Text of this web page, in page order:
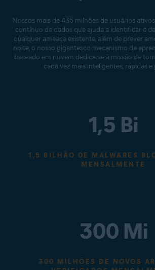
Nossos mais de 435 milhões de usuários
contínuo de dados que ajuda a identificar e
qualquer ameaça existente, além de prever
noite, o nosso gigantesco mecanismo de
baseado em nuvem dedica-se à missão de
cada vez mais inteligentes, rápidas
1,5 Bi
1,5 BILHÃO DE MALWARES
MENSALMENTE
300 Mi
300 MILHÕES DE NOVOS